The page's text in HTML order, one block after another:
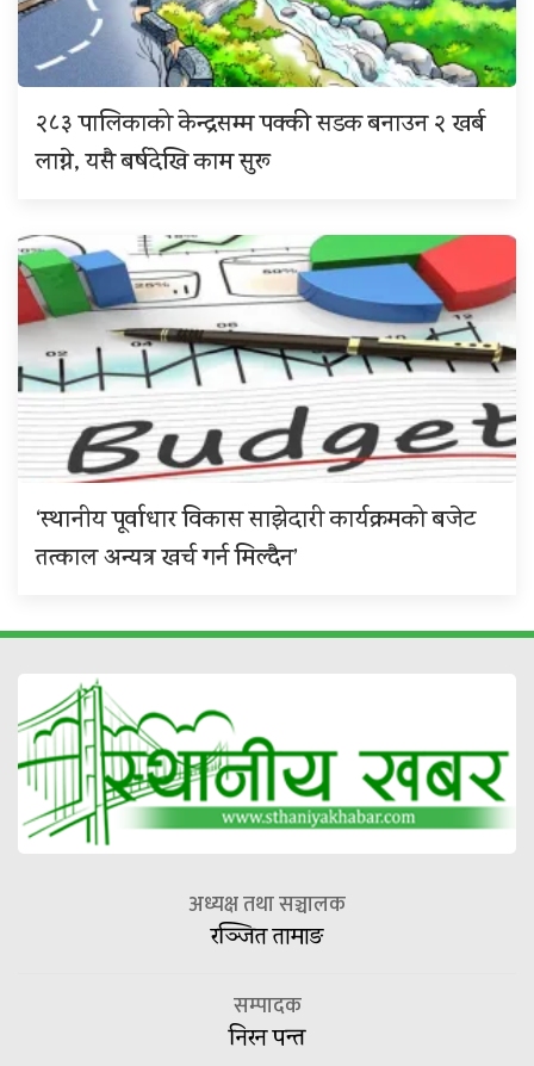
२८३ पालिकाको केन्द्रसम्म पक्की सडक बनाउन २ खर्ब
लाग्ने, यसै बर्षदेखि काम सुरू
‘स्थानीय पूर्वाधार विकास साझेदारी कार्यक्रमको बजेट
तत्काल अन्यत्र खर्च गर्न मिल्दैन’
अध्यक्ष तथा सञ्चालक
रञ्जित तामाङ
सम्पादक
निरन पन्त